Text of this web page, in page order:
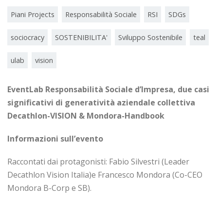
Piani Projects Responsabilità Sociale RSI SDGs
sociocracy SOSTENIBILITA' Sviluppo Sostenibile teal
ulab vision
EventLab Responsabilità Sociale d’Impresa, due casi
significativi di generatività aziendale collettiva
Decathlon-VISION & Mondora-Handbook
Informazioni sull’evento
Raccontati dai protagonisti: Fabio Silvestri (Leader
Decathlon Vision Italia)e Francesco Mondora (Co-CEO
Mondora B-Corp e SB).